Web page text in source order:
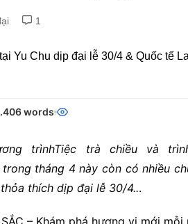
1
words
trìnhTiệc trà chiều và
tháng 4 này còn có nhiều
thích dịp đại lễ 30/4...